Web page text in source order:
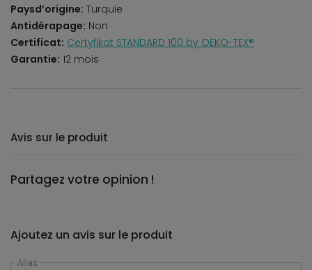
Paysd’origine: Turquie
Antidérapage: Non
Certificat: Certyfikat STANDARD 100 by OEKO-TEX®
Garantie: 12 mois
Avis sur le produit
Partagez votre opinion !
Ajoutez un avis sur le produit
Alias